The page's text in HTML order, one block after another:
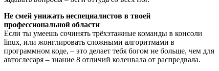
Не смей унижать неспециалистов в твоей
профессиональной области
Если ты умеешь сочинять трёхэтажные команды в консоли
linux, или жонглировать сложными алгоритмами в
программном коде, – это делает тебя богом не больше, чем для
автослесаря – знание 8 отличий коленвала от распредвала.